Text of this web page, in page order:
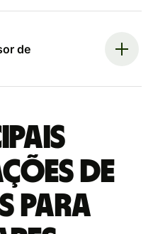
de
de
para